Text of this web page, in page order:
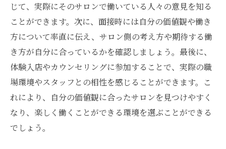
じて、実際にそのサロンで働いている人々の意見を知る
ことができます。次に、面接時には自分の価値観や働き
方について率直に伝え、サロン側の考え方や期待する働
き方が自分に合っているかを確認しましょう。最後に、
体験入店やカウンセリングに参加することで、実際の職
場環境やスタッフとの相性を感じることができます。こ
れにより、自分の価値観に合ったサロンを見つけやすく
なり、楽しく働くことができる環境を選ぶことができる
でしょう。